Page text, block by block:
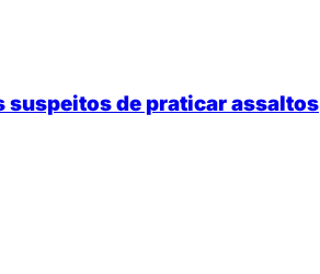
suspeitos de praticar assaltos